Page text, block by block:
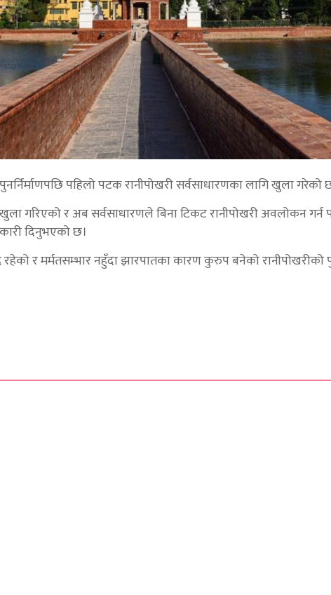
पहिलो पटक रानीपोखरी सर्वसाधारणका लागि खुला गरेको
खुला गरिएको र अब सर्वसाधारणले बिना टिकट रानीपोखरी अवलोकन गर्न
दिनुभएको छ।
र मर्मतसम्भार नहुँदा झारपातका कारण कुरुप बनेको रानीपोखरीको